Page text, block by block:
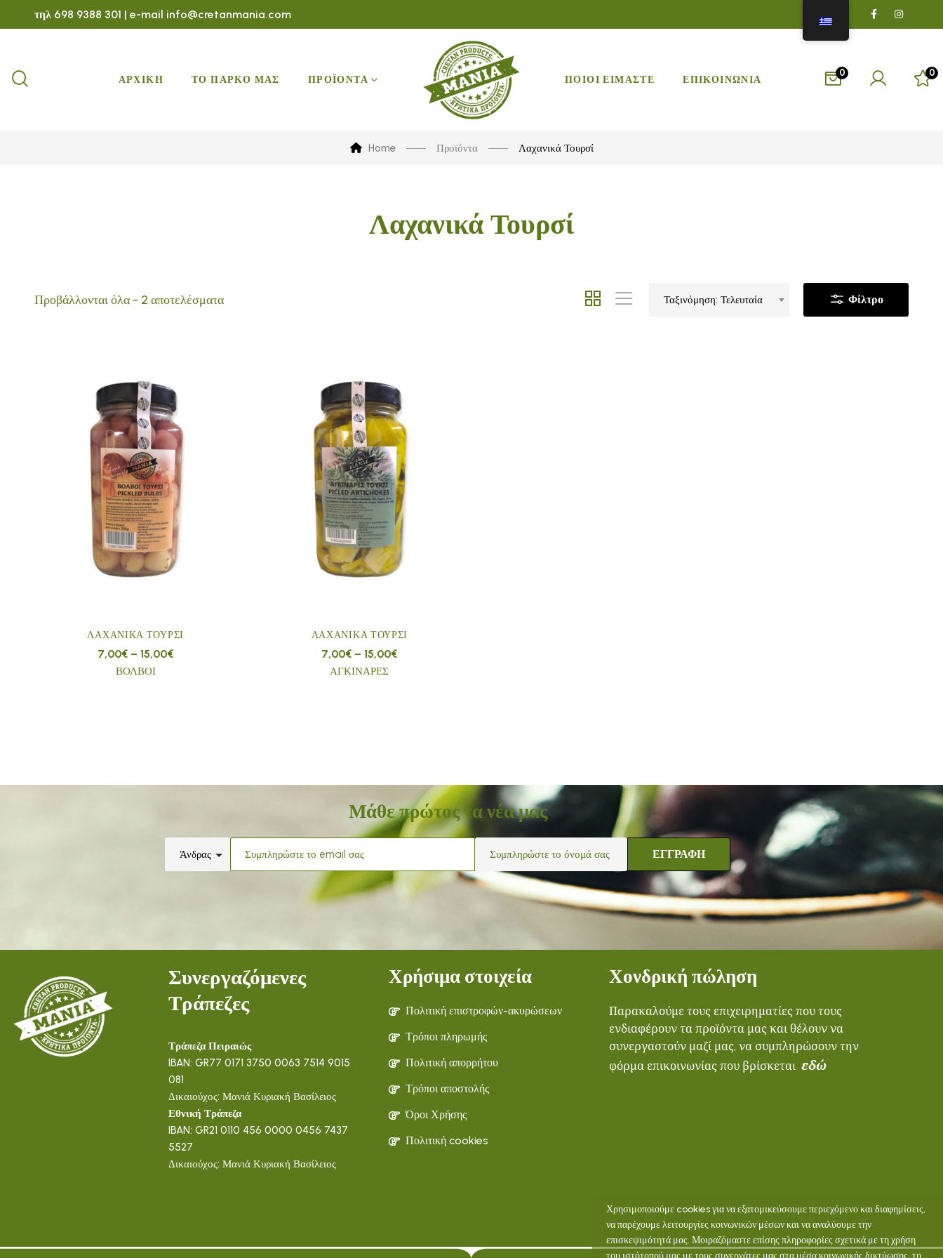
τηλ 698 9388 301 | e-mail info@cretanmania.com
ΑΡΧΙΚΗ ΤΟ ΠΑΡΚΟ ΜΑΣ ΠΡΟΪΟΝΤΑ ΠΟΙΟΙ ΕΙΜΑΣΤΕ ΕΠΙΚΟΙΝΩΝΙΑ
0 0
Home Προϊόντα Λαχανικά Τουρσί
Λαχανικά Τουρσί
Προβάλλονται όλα - 2 αποτελέσματα Ταξινόμηση: Τελευταία Φίλτρο
ΛΑΧΑΝΙΚΆ ΤΟΥΡΣΊ
7,00€ – 15,00€
ΒΟΛΒΟΙ
ΛΑΧΑΝΙΚΆ ΤΟΥΡΣΊ
7,00€ – 15,00€
ΑΓΚΙΝΑΡΕΣ
Μάθε πρώτος τα νέα μας
ΕΓΓΡΑΦΗ
Συνεργαζόμενες
Τράπεζες
Τράπεζα Πειραιώς
IBAN: GR77 0171 3750 0063 7514 9015
081
Δικαιούχος: Μανιά Κυριακή Βασίλειος
Εθνική Τράπεζα
IBAN: GR21 0110 456 0000 0456 7437
5527
Δικαιούχος: Μανιά Κυριακή Βασίλειος
Χρήσιμα στοιχεία
Πολιτική επιστροφών-ακυρώσεων
Τρόποι πληρωμής
Πολιτική απορρήτου
Τρόποι αποστολής
Όροι Χρήσης
Πολιτική cookies
Χονδρική πώληση
Παρακαλούμε τους επιχειρηματίες που τους
ενδιαφέρουν τα προϊόντα μας και θέλουν να
συνεργαστούν μαζί μας, να συμπληρώσουν την
φόρμα επικοινωνίας που βρίσκεται εδώ
Χρησιμοποιούμε cookies για να εξατομικεύσουμε περιεχόμενο και διαφημίσεις,
να παρέχουμε λειτουργίες κοινωνικών μέσων και να αναλύουμε την
επισκεψιμότητά μας. Μοιραζόμαστε επίσης πληροφορίες σχετικά με τη χρήση
του ιστότοπού μας με τους συνεργάτες μας στα μέσα κοινωνικής δικτύωσης, τη